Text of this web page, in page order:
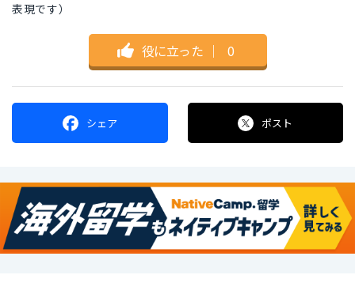
表現です）
役に立った ｜ 0
シェア ポスト